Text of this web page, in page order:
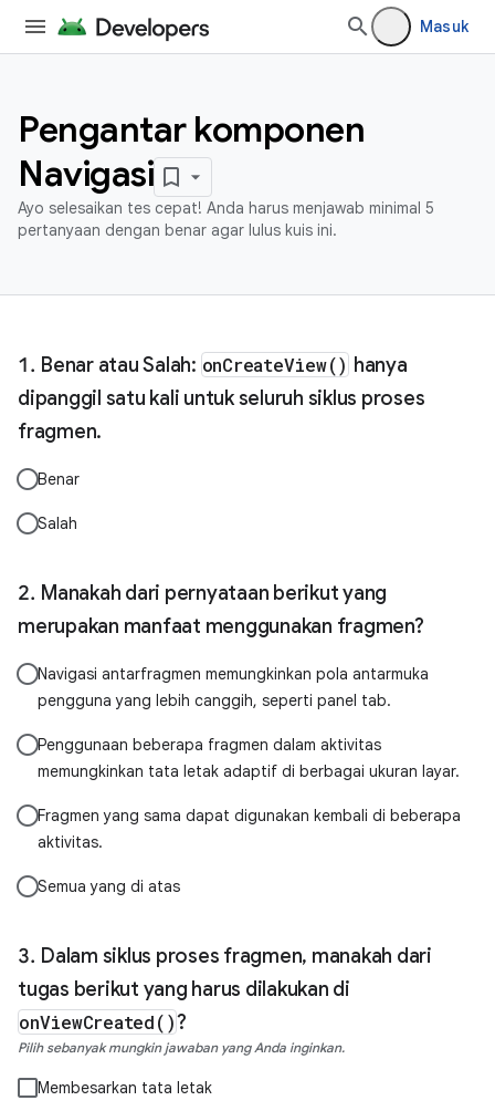
Masuk
Pengantar komponen
Navigasi
Ayo selesaikan tes cepat! Anda harus menjawab minimal 5
pertanyaan dengan benar agar lulus kuis ini.
Benar atau Salah: onCreateView() hanya
dipanggil satu kali untuk seluruh siklus proses
fragmen.
Benar
Salah
Manakah dari pernyataan berikut yang
merupakan manfaat menggunakan fragmen?
Navigasi antarfragmen memungkinkan pola antarmuka
pengguna yang lebih canggih, seperti panel tab.
Penggunaan beberapa fragmen dalam aktivitas
memungkinkan tata letak adaptif di berbagai ukuran layar.
Fragmen yang sama dapat digunakan kembali di beberapa
aktivitas.
Semua yang di atas
Dalam siklus proses fragmen, manakah dari
tugas berikut yang harus dilakukan di
onViewCreated()?
Pilih sebanyak mungkin jawaban yang Anda inginkan.
Membesarkan tata letak